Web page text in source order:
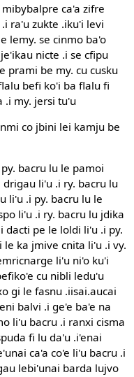
ca'a zifre
ra'u zukte .iku'i levi
lemy. se cinmo ba'o
nicte .i se cfipu
prami be my. cu cusku
befi ko'i ba flalu fi
.i my. jersi tu'u
co jbini lei kamju be
bacru lu le pamoi
drigau li'u .i ry. bacru lu
li'u .i py. bacru lu le
li'u .i ry. bacru lu jdika
dacti pe le loldi li'u .i py.
ka jmive cnita li'u .i vy.
li'u ni'o ku'i
cu nibli ledu'u
gi le fasnu .iisai.aucai
balvi .i ge'e ba'e na
li'u bacru .i ranxi cisma
fi lu da'u .i'enai
ca'a co'e li'u bacru .i
lebi'unai barda lujvo